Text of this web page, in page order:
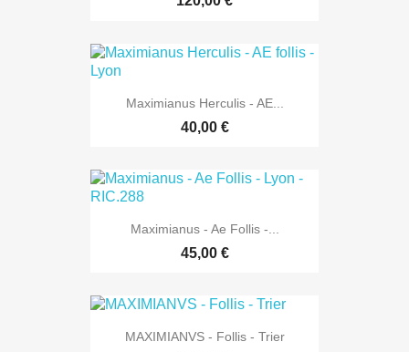
Maximianus Herculis - AE...
40,00 €
Maximianus - Ae Follis -...
45,00 €
MAXIMIANVS - Follis - Trier